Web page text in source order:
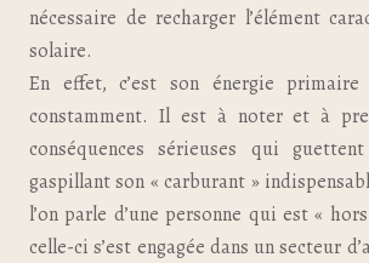
nécessaire de recharger l’élément
solaire.
En effet, c’est son énergie primaire
constamment. Il est à noter et à
conséquences sérieuses qui
gaspillant son « carburant »
l’on parle d’une personne qui est «
celle-ci s’est engagée dans un secteur